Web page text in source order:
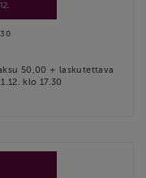
50,00 + laskutettava
klo 17.30